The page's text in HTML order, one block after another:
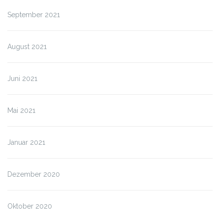
September 2021
August 2021
Juni 2021
Mai 2021
Januar 2021
Dezember 2020
Oktober 2020